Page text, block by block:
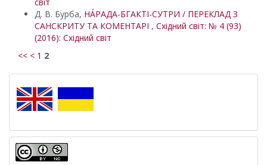
Д. В. Бурба, НÁРАДА-БГАКТІ-СУТРИ / ПЕРЕКЛАД З
САНСКРИТУ ТА КОМЕНТАРІ , Східний світ: № 4 (93)
(2016): Східний світ
<< < 1 2